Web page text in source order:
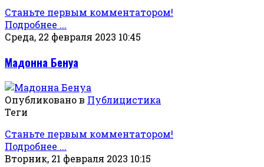
Станьте первым комментатором!
Подробнее ...
Среда, 22 февраля 2023 10:45
Мадонна Бенуа
Опубликовано в Публицистика
Теги
Станьте первым комментатором!
Подробнее ...
Вторник, 21 февраля 2023 10:15